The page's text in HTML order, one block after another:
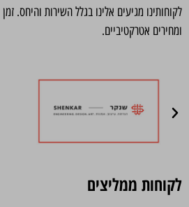
לקוחותינו מגיעים אלינו בגלל השירות והיחס.
ומחירים אטרקטיביים.
לקוחות ממליצים